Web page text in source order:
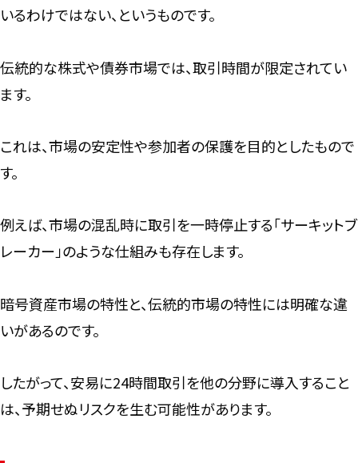
いるわけではない、というものです。
伝統的な株式や債券市場では、取引時間が限定されてい
ます。
これは、市場の安定性や参加者の保護を目的としたもので
す。
例えば、市場の混乱時に取引を一時停止する「サーキットブ
レーカー」のような仕組みも存在します。
暗号資産市場の特性と、伝統的市場の特性には明確な違
いがあるのです。
したがって、安易に24時間取引を他の分野に導入すること
は、予期せぬリスクを生む可能性があります。